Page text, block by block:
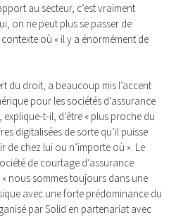
au secteur, c’est vraiment
on ne peut plus se passer de
où « il y a énormément de
du droit, a beaucoup mis l’accent
pour les sociétés d’assurance
t-il, d’être « plus proche du
digitalisées de sorte qu’il puisse
de chez lui ou n’importe où ». Le
de courtage d’assurance
nous sommes toujours dans une
avec une forte prédominance du
par Solid en partenariat avec